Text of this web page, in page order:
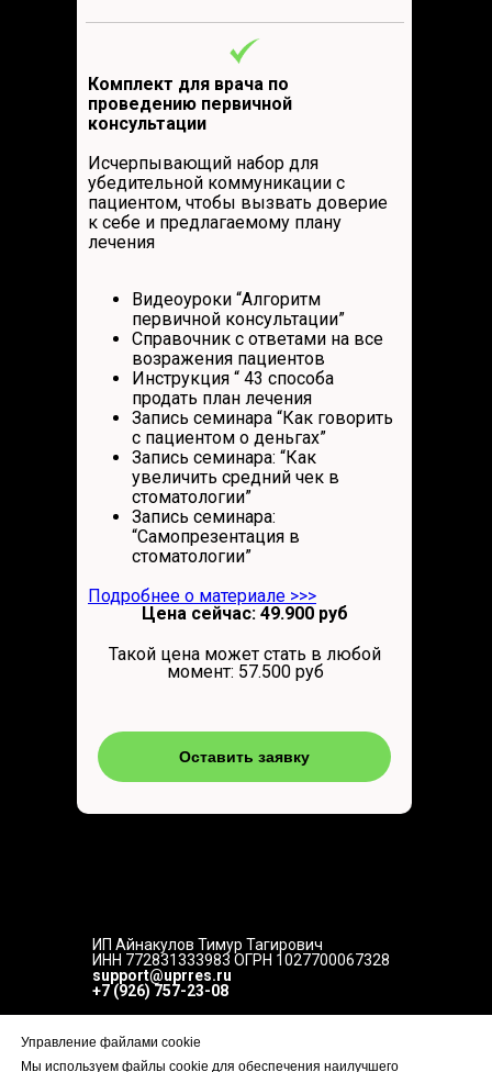
Цена сейчас: 49.900 руб
Оставить заявку
Комплект для врача по
проведению первичной
консультации
Исчерпывающий набор для
убедительной коммуникации с
пациентом, чтобы вызвать доверие
к себе и предлагаемому плану
лечения
Видеоуроки “Алгоритм
первичной консультации”
Справочник с ответами на все
возражения пациентов
Инструкция “ 43 способа
продать план лечения
Запись семинара “Как говорить
с пациентом о деньгах”
Запись семинара: “Как
увеличить средний чек в
стоматологии”
Запись семинара:
“Самопрезентация в
стоматологии”
Подробнее о материале >>>
Такой цена может стать в любой
момент: 57.500 руб
Управление файлами cookie
Мы используем файлы cookie для обеспечения наилучшего
ИП Айнакулов Тимур Тагирович
ИНН 772831333983 ОГРН 1027700067328
support@uprres.ru
+7 (926) 757-23-08
Пользовательское соглашение
Политика конфиденциальности